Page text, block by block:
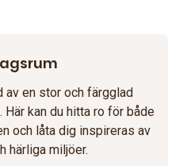
en stor och färgglad
Här kan du hitta ro för både
och låta dig inspireras av
härliga miljöer.